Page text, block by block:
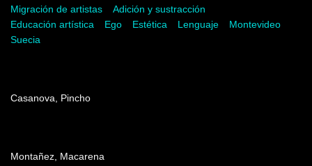
Migración de artistas
Adición y sustracción
Educación artística
Ego Estética Lenguaje
Montevideo
Suecia
Casanova, Pincho
Montañez, Macarena